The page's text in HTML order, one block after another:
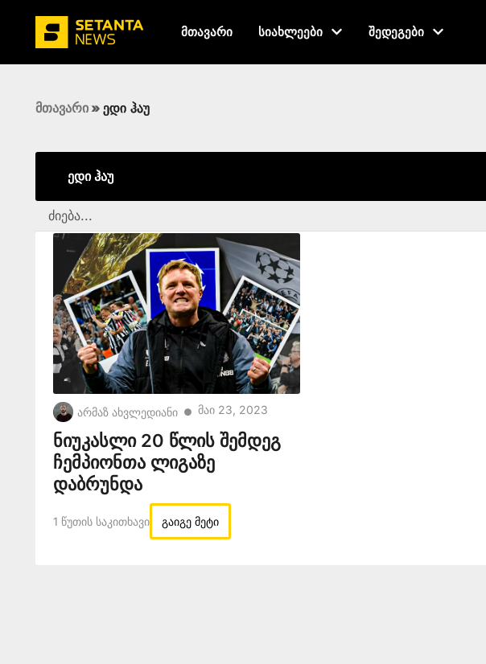
მთავარი სიახლეები შედეგები
მთავარი » ედი ჰაუ
ედი ჰაუ
არმაზ ახვლედიანი ● Მაი 23, 2023
ნიუკასლი 20 წლის შემდეგ
ჩემპიონთა ლიგაზე
დაბრუნდა
1 Წუთის Საკითხავი გაიგე მეტი